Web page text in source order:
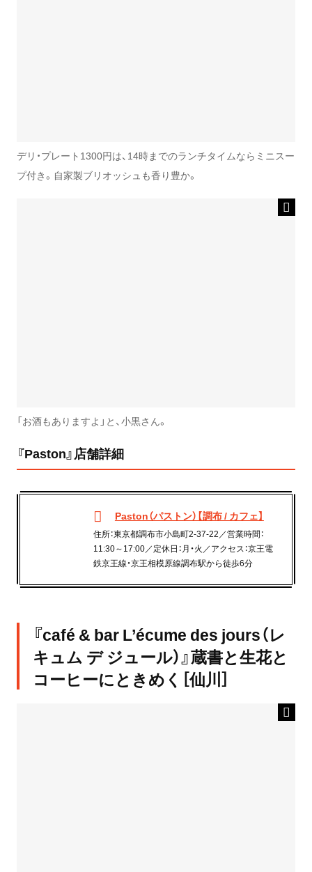
デリ・プレート1300円は、14時までのランチタイムならミニスー
プ付き。自家製ブリオッシュも香り豊か。
「お酒もありますよ」と、小黒さん。
『Paston』店舗詳細
Paston（パストン）【調布 / カフェ】
住所：東京都調布市小島町2-37-22／営業時間：
11:30～17:00／定休日：月・火／アクセス：京王電
鉄京王線・京王相模原線調布駅から徒歩6分
『café & bar L’écume des jours（レ
キュム デ ジュール）』蔵書と生花と
コーヒーにときめく［仙川］